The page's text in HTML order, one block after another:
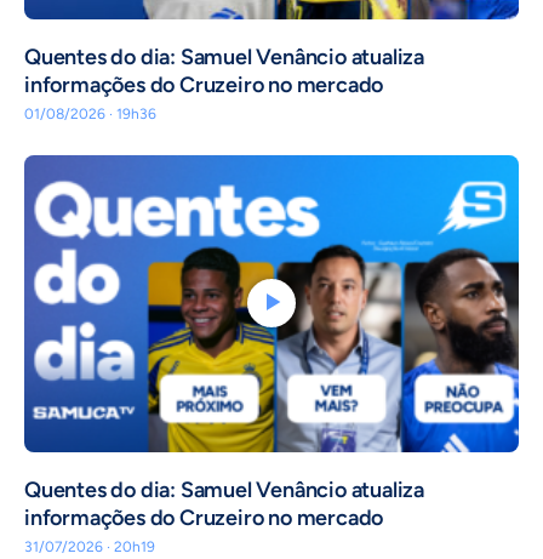
Quentes do dia: Samuel Venâncio atualiza
informações do Cruzeiro no mercado
01/08/2026 · 19h36
Quentes do dia: Samuel Venâncio atualiza
informações do Cruzeiro no mercado
31/07/2026 · 20h19